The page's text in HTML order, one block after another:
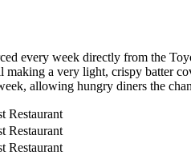
every week directly from the
a very light, crispy batter
allowing hungry diners the